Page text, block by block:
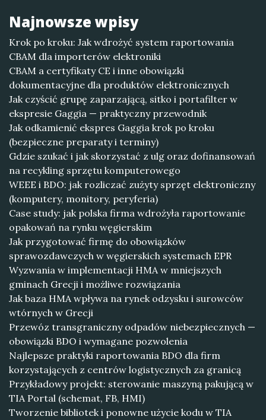
Najnowsze wpisy
Krok po kroku: Jak wdrożyć system raportowania
CBAM dla importerów elektroniki
CBAM a certyfikaty CE i inne obowiązki
dokumentacyjne dla produktów elektronicznych
Jak czyścić grupę zaparzającą, sitko i portafilter w
ekspresie Gaggia — praktyczny przewodnik
Jak odkamienić ekspres Gaggia krok po kroku
(bezpieczne preparaty i terminy)
Gdzie szukać i jak skorzystać z ulg oraz dofinansowań
na recykling sprzętu komputerowego
WEEE i BDO: jak rozliczać zużyty sprzęt elektroniczny
(komputery, monitory, peryferia)
Case study: jak polska firma wdrożyła raportowanie
opakowań na rynku węgierskim
Jak przygotować firmę do obowiązków
sprawozdawczych w węgierskich systemach EPR
Wyzwania w implementacji HMA w mniejszych
gminach Grecji i możliwe rozwiązania
Jak baza HMA wpływa na rynek odzysku i surowców
wtórnych w Grecji
Przewóz transgraniczny odpadów niebezpiecznych —
obowiązki BDO i wymagane pozwolenia
Najlepsze praktyki raportowania BDO dla firm
korzystających z centrów logistycznych za granicą
Przykładowy projekt: sterowanie maszyną pakującą w
TIA Portal (schemat, FB, HMI)
Tworzenie bibliotek i ponowne użycie kodu w TIA